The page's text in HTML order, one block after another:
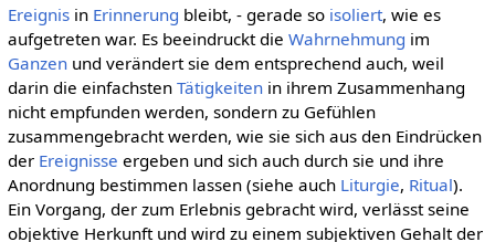
Ereignisin Erinnerung bleibt, - gerade so isoliert, wie es
aufgetreten war. Es beeindruckt die Wahrnehmung im
Ganzenund verändert sie dem entsprechend auch, weil
darin die einfachsten Tätigkeitenin ihrem Zusammenhang
nicht empfunden werden, sondern zu Gefühlen
zusammengebracht werden, wie sie sich aus den Eindrücken
der Ereignisse ergeben und sich auch durch sie und ihre
Anordnung bestimmen lassen (siehe auch Liturgie, Ritual).
Ein Vorgang, der zum Erlebnis gebracht wird, verlässt seine
objektive Herkunft und wird zu einem subjektiven Gehalt der